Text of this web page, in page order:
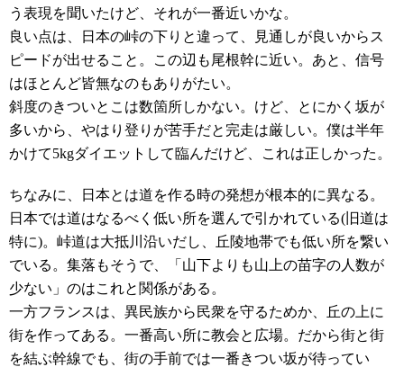
う表現を聞いたけど、それが一番近いかな。
良い点は、日本の峠の下りと違って、見通しが良いからス
ピードが出せること。この辺も尾根幹に近い。あと、信号
はほとんど皆無なのもありがたい。
斜度のきついとこは数箇所しかない。けど、とにかく坂が
多いから、やはり登りが苦手だと完走は厳しい。僕は半年
かけて5kgダイエットして臨んだけど、これは正しかった。
ちなみに、日本とは道を作る時の発想が根本的に異なる。
日本では道はなるべく低い所を選んで引かれている(旧道は
特に)。峠道は大抵川沿いだし、丘陵地帯でも低い所を繋い
でいる。集落もそうで、「山下よりも山上の苗字の人数が
少ない」のはこれと関係がある。
一方フランスは、異民族から民衆を守るためか、丘の上に
街を作ってある。一番高い所に教会と広場。だから街と街
を結ぶ幹線でも、街の手前では一番きつい坂が待ってい